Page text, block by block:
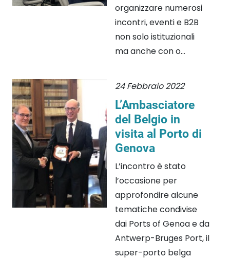
organizzare numerosi
incontri, eventi e B2B
non solo istituzionali
ma anche con o...
24 Febbraio 2022
L’Ambasciatore
del Belgio in
visita al Porto di
Genova
L’incontro è stato
l’occasione per
approfondire alcune
tematiche condivise
dai Ports of Genoa e da
Antwerp-Bruges Port, il
super-porto belga